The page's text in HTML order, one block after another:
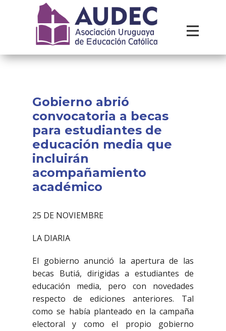
Institucional
Recursos
Gobierno abrió
convocatoria a becas
para estudiantes de
educación media que
incluirán
acompañamiento
académico
25 DE NOVIEMBRE
LA DIARIA
El gobierno anunció la apertura de las
becas Butiá, dirigidas a estudiantes de
educación media, pero con novedades
respecto de ediciones anteriores. Tal
como se había planteado en la campaña
electoral y como el propio gobierno